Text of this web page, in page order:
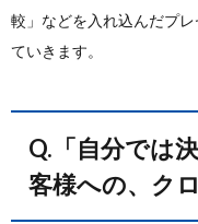
較」などを入れ込んだプ
ていきます。
Q.「自分では決められない」というお
客様への、ク